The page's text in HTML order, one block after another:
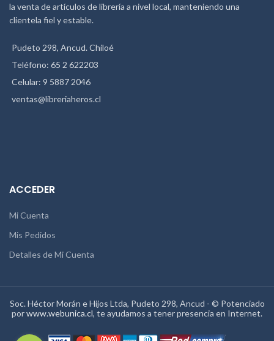
la venta de artículos de librería a nivel local, manteniendo una
clientela fiel y estable.
Pudeto 298, Ancud. Chiloé
Teléfono: 65 2 622203
Celular: 9 5887 2046
ventas@libreriaheros.cl
ACCEDER
Mi Cuenta
Mis Pedidos
Detalles de Mi Cuenta
Soc. Héctor Morán e Hijos Ltda, Pudeto 298, Ancud - © Potenciado
porwww.webunica.cl, te ayudamos a tener presencia en Internet.